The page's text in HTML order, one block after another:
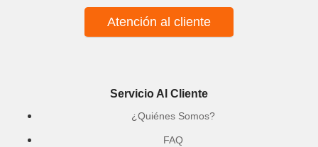
Atención al cliente
Servicio Al Cliente
¿Quiénes Somos?
FAQ